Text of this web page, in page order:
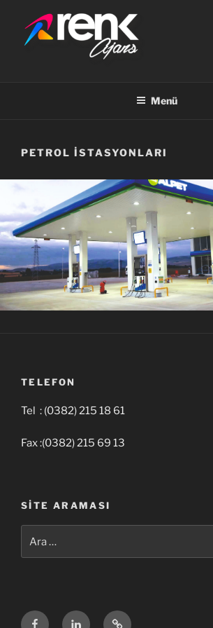
Menü
PETROL İSTASYONLARI
TELEFON
Tel : (0382) 215 18 61
Fax :(0382) 215 69 13
SITE ARAMASI